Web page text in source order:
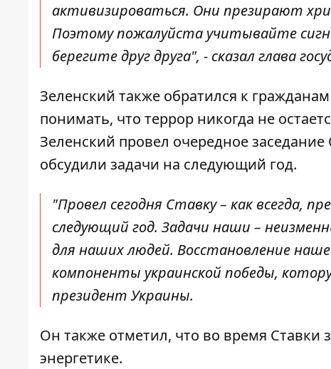
активизироваться. Они презирают
Поэтому пожалуйста учитывайте
берегите друг друга", - сказал глава
Зеленский также обратился к
понимать, что террор никогда не
Зеленский провел очередное
обсудили задачи на следующий год.
"Провел сегодня Ставку – как всегда,
следующий год. Задачи наши –
для наших людей. Восстановление
компоненты украинской победы,
президент Украины.
Он также отметил, что во время
энергетике.